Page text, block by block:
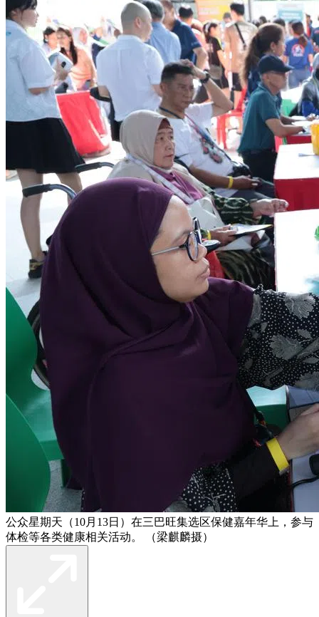
公众星期天（10月13日）在三巴旺集选区保健嘉年华上，参与
体检等各类健康相关活动。 （梁麒麟摄）